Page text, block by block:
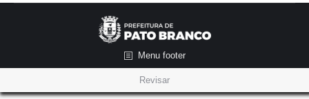
Menu footer
Revisar